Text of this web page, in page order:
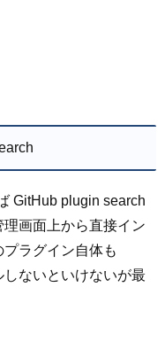
GitHub plugin search
画面上から直接イン
ラグイン自体も
ないといけないが最